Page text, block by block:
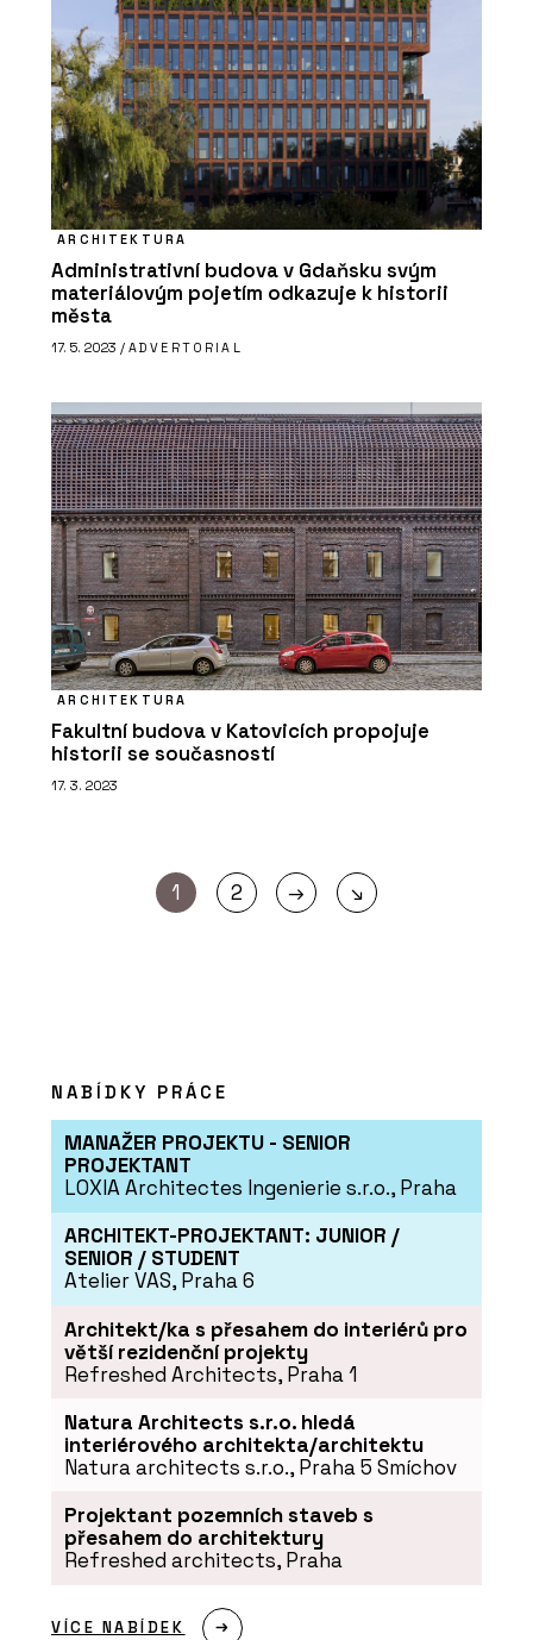
ARCHITEKTURA
Administrativní budova v Gdaňsku svým
materiálovým pojetím odkazuje k historii
města
17. 5. 2023 / ADVERTORIAL
ARCHITEKTURA
Fakultní budova v Katovicích propojuje
historii se současností
17. 3. 2023
1 2 → ↘
NABÍDKY PRÁCE
MANAŽER PROJEKTU - SENIOR
PROJEKTANT
LOXIA Architectes Ingenierie s.r.o., Praha
ARCHITEKT-PROJEKTANT: JUNIOR /
SENIOR / STUDENT
Atelier VAS, Praha 6
Architekt/ka s přesahem do interiérů pro
větší rezidenční projekty
Refreshed Architects, Praha 1
Natura Architects s.r.o. hledá
interiérového architekta/architektu
Natura architects s.r.o., Praha 5 Smíchov
Projektant pozemních staveb s
přesahem do architektury
Refreshed architects, Praha
VÍCE NABÍDEK